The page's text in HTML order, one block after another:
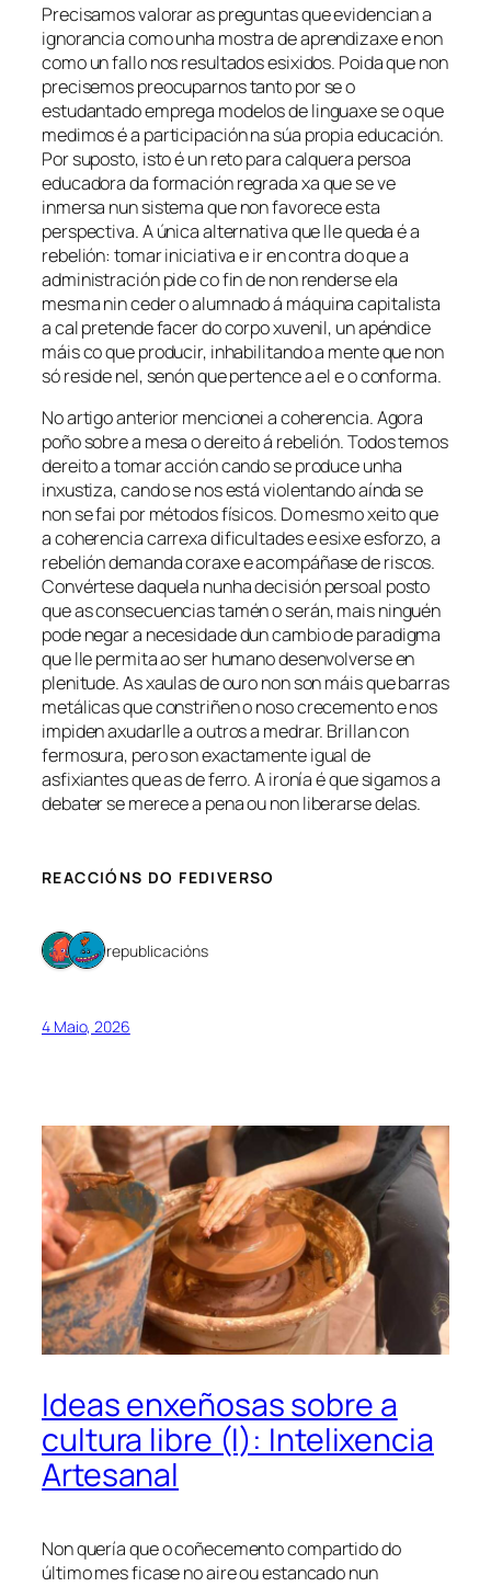
Precisamos valorar as preguntas que evidencian a
ignorancia como unha mostra de aprendizaxe e non
como un fallo nos resultados esixidos. Poida que non
precisemos preocuparnos tanto por se o
estudantado emprega modelos de linguaxe se o que
medimos é a participación na súa propia educación.
Por suposto, isto é un reto para calquera persoa
educadora da formación regrada xa que se ve
inmersa nun sistema que non favorece esta
perspectiva. A única alternativa que lle queda é a
rebelión: tomar iniciativa e ir en contra do que a
administración pide co fin de non renderse ela
mesma nin ceder o alumnado á máquina capitalista
a cal pretende facer do corpo xuvenil, un apéndice
máis co que producir, inhabilitando a mente que non
só reside nel, senón que pertence a el e o conforma.
No artigo anterior mencionei a coherencia. Agora
poño sobre a mesa o dereito á rebelión. Todos temos
dereito a tomar acción cando se produce unha
inxustiza, cando se nos está violentando aínda se
non se fai por métodos físicos. Do mesmo xeito que
a coherencia carrexa dificultades e esixe esforzo, a
rebelión demanda coraxe e acompáñase de riscos.
Convértese daquela nunha decisión persoal posto
que as consecuencias tamén o serán, mais ninguén
pode negar a necesidade dun cambio de paradigma
que lle permita ao ser humano desenvolverse en
plenitude. As xaulas de ouro non son máis que barras
metálicas que constriñen o noso crecemento e nos
impiden axudarlle a outros a medrar. Brillan con
fermosura, pero son exactamente igual de
asfixiantes que as de ferro. A ironía é que sigamos a
debater se merece a pena ou non liberarse delas.
REACCIÓNS DO FEDIVERSO
2 republicacións
4 Maio, 2026
Ideas enxeñosas sobre a
cultura libre (I): Intelixencia
Artesanal
Non quería que o coñecemento compartido do
último mes ficase no aire ou estancado nun